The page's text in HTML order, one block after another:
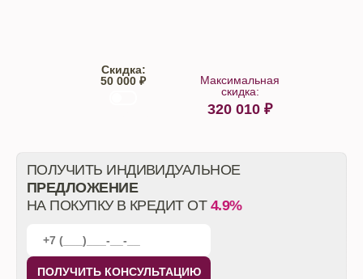
Скидка:
50 000 ₽
Максимальная
скидка:
320 010 ₽
ПОЛУЧИТЬ ИНДИВИДУАЛЬНОЕ
ПРЕДЛОЖЕНИЕ
НА ПОКУПКУ В КРЕДИТ ОТ 4.9%
ПОЛУЧИТЬ КОНСУЛЬТАЦИЮ